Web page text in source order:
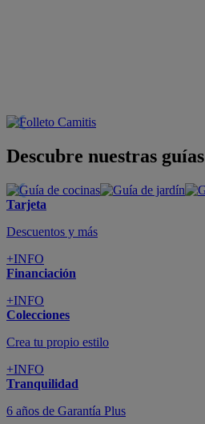
Descubre nuestras guías
Tarjeta
Descuentos y más
+INFO
Financiación
+INFO
Colecciones
Crea tu propio estilo
+INFO
Tranquilidad
6 años de Garantía Plus